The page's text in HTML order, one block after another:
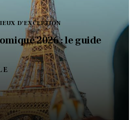
D'EXCEPTION
2026 : le guide